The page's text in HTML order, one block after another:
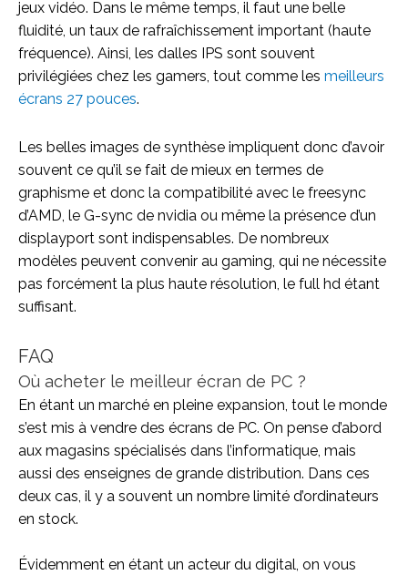
jeux vidéo. Dans le même temps, il faut une belle
fluidité, un taux de rafraîchissement important (haute
fréquence). Ainsi, les dalles IPS sont souvent
privilégiées chez les gamers, tout comme les meilleurs
écrans 27 pouces.
Les belles images de synthèse impliquent donc d’avoir
souvent ce qu’il se fait de mieux en termes de
graphisme et donc la compatibilité avec le freesync
d’AMD, le G-sync de nvidia ou même la présence d’un
displayport sont indispensables. De nombreux
modèles peuvent convenir au gaming, qui ne nécessite
pas forcément la plus haute résolution, le full hd étant
suffisant.
FAQ
Où acheter le meilleur écran de PC ?
En étant un marché en pleine expansion, tout le monde
s’est mis à vendre des écrans de PC. On pense d’abord
aux magasins spécialisés dans l’informatique, mais
aussi des enseignes de grande distribution. Dans ces
deux cas, il y a souvent un nombre limité d’ordinateurs
en stock.
Évidemment en étant un acteur du digital, on vous